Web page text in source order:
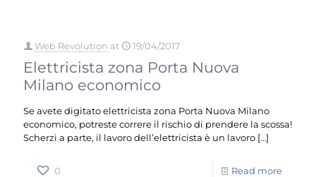
Web Revolution at 19/04/2017
Elettricista zona Porta Nuova
Milano economico
Se avete digitato elettricista zona Porta Nuova Milano
economico, potreste correre il rischio di prendere la scossa!
Scherzi a parte, il lavoro dell’elettricista è un lavoro […]
0 Read more